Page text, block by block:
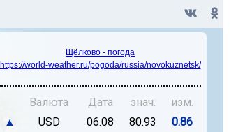
Щёлково - погода
https://world-weather.ru/pogoda/russia/novokuznetsk/
Валюта Дата знач.
изм.
▲
USD 06.08 80.93
0.86